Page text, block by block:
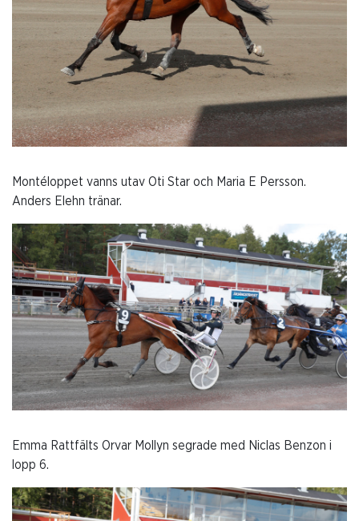
Montéloppet vanns utav Oti Star och Maria E Persson.
Anders Elehn tränar.
Emma Rattfälts Orvar Mollyn segrade med Niclas Benzon i
lopp 6.